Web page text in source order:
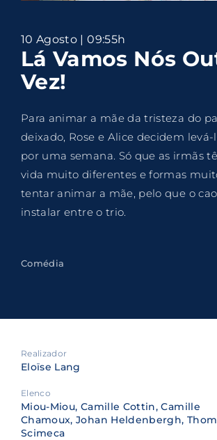
10 Agosto | 09:55h
Lá Vamos Nós
Vez!
Para animar a mãe da tristeza do
deixado, Rose e Alice decidem
por uma semana. Só que as irmãs
vida muito diferentes e formas
tentar animar a mãe, pelo que o
instalar entre o trio.
Comédia
Realizador
Eloïse Lang
Elenco
Miou-Miou, Camille Cottin, Camille
Chamoux, Johan Heldenbergh,
Scimeca
By signing in, you agree to
conditions
and ourprivacy policy